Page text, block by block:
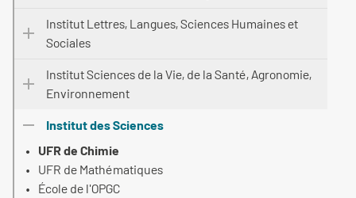
Institut Lettres, Langues, Sciences Humaines et
Sociales
Institut Sciences de la Vie, de la Santé, Agronomie,
Environnement
Institut des Sciences
UFR de Chimie
UFR de Mathématiques
École de l'OPGC